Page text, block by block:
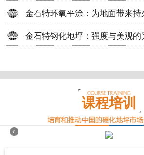
金石特环氧平涂：为地面带来
金石特钢化地坪：强度与美观的
课程培训